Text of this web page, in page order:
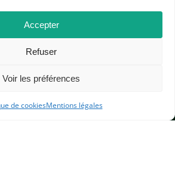
Accepter
Refuser
Voir les préférences
de cookiesMentions légales
APHG
– 75065 Paris Cedex 02